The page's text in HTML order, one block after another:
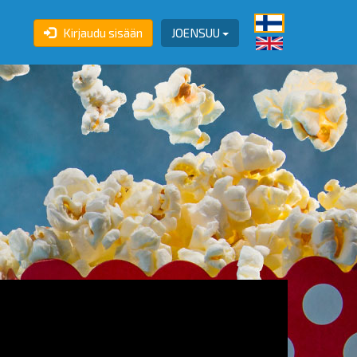
JOENSUU
Kirjaudu sisään